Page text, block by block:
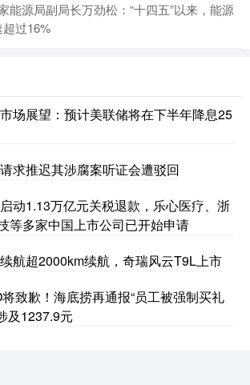
能源局副局长万劲松：“十四五”以来，能源
过16%
场展望：预计美联储将在下半年降息25
求推迟其涉腐案听证会遭驳回
动1.13万亿元关税退款，乐心医疗、浙
等多家中国上市公司已开始申请
航超2000km续航，奇瑞风云T9L上市
致歉！海底捞再通报“员工被强制买礼
及1237.9元